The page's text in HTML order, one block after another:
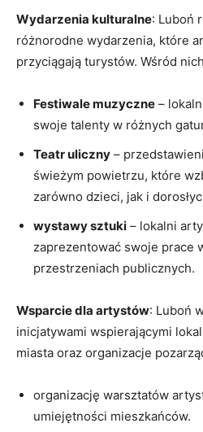
Wydarzenia kulturalne: Luboń
różnorodne wydarzenia, które
przyciągają turystów. Wśród
Festiwale muzyczne –
swoje talenty w różnych
Teatr uliczny –
świeżym powietrzu, które
zarówno dzieci, jak i
wystawy sztuki – lokalni
zaprezentować swoje prace
przestrzeniach publicznych.
Wsparcie dla artystów: Luboń
inicjatywami wspierającymi
miasta oraz organizacje
organizację warsztatów
umiejętności mieszkańców.